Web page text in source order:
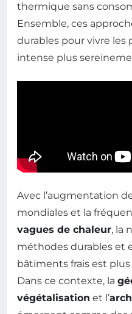
thermique sans
Ensemble, ces
durables pour vivre les
intense plus
Avec l’augmentation
mondiales et la
vagues de chaleur, la
méthodes durables et
bâtiments frais est
Dans ce contexte, la
végétalisation et l’